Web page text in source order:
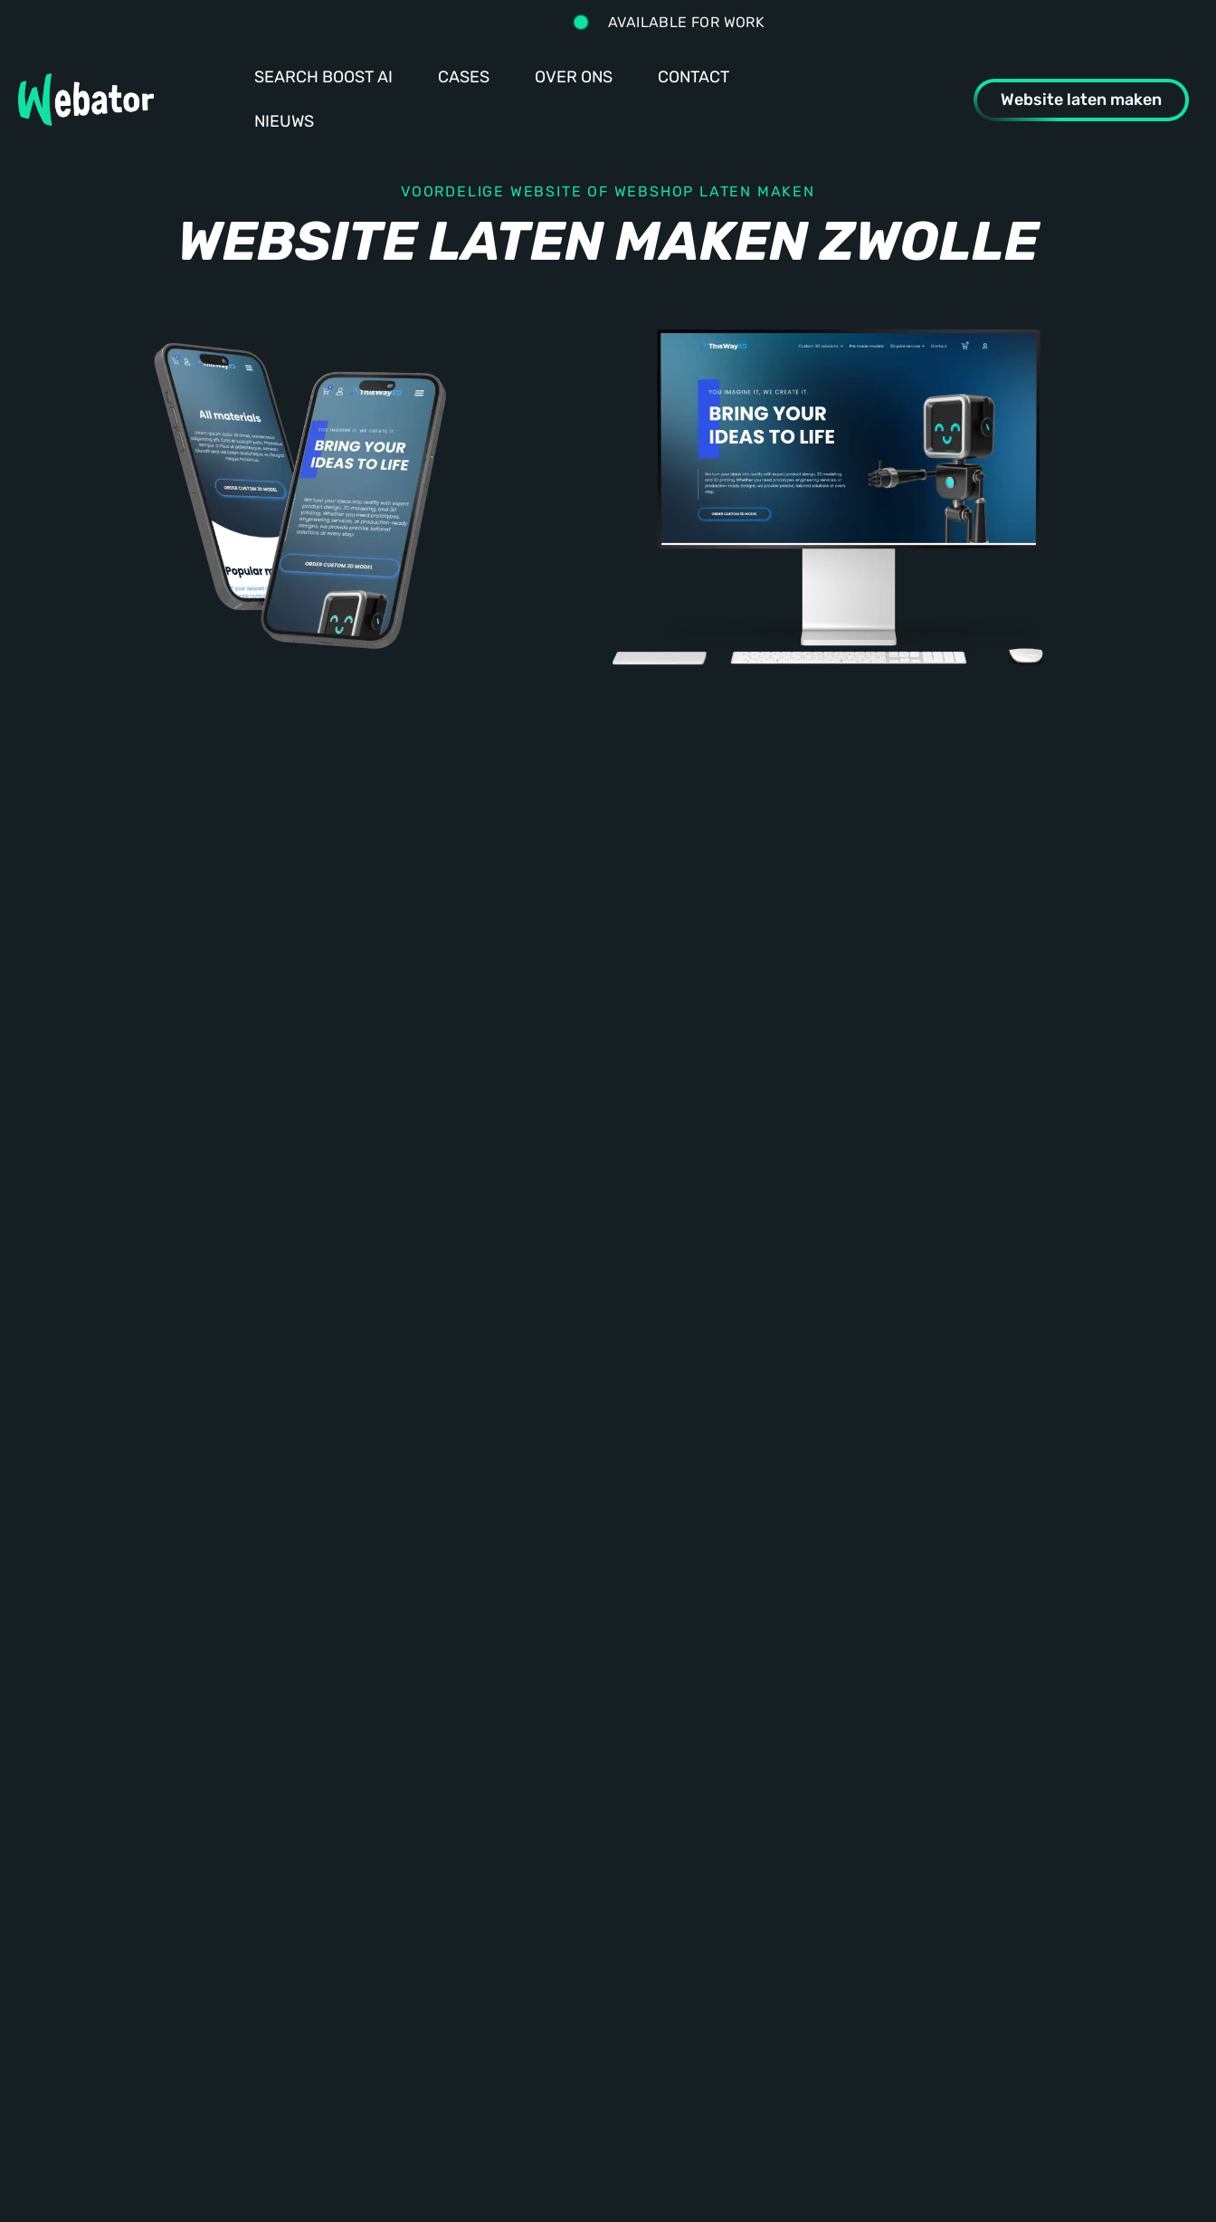
AVAILABLE FOR WORK
SEARCH BOOST AI CASES OVER ONS CONTACT
NIEUWS
Website laten maken
VOORDELIGE WEBSITE OF WEBSHOP LATEN MAKEN
WEBSITE LATEN MAKEN ZWOLLE